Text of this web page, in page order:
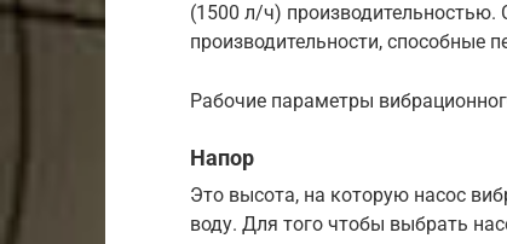
(1500 л/ч)
производительности, способные
Рабочие параметры
Напор
Это высота, на которую насос
воду. Для того чтобы выбрать